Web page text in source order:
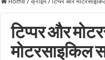
टिप्पर और
मोटरसाइकिल